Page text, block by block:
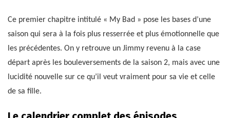
Ce premier chapitre intitulé « My Bad » pose les bases d’une
saison qui sera à la fois plus resserrée et plus émotionnelle que
les précédentes. On y retrouve un Jimmy revenu à la case
départ après les bouleversements de la saison 2, mais avec une
lucidité nouvelle sur ce qu’il veut vraiment pour sa vie et celle
de sa fille.